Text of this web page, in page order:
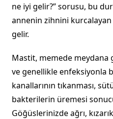
ne iyi gelir?” sorusu, bu
annenin zihnini
gelir.
Mastit, memede meydana
ve genellikle enfeksiyonla
kanallarının tıkanması,
bakterilerin üremesi
Göğüslerinizde ağrı,